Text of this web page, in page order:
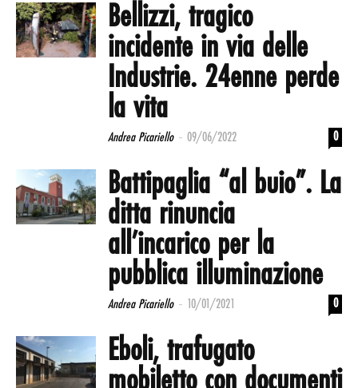
Bellizzi, tragico
incidente in via delle
Industrie. 24enne perde
la vita
Andrea Picariello - 09/06/2022 0
Battipaglia “al buio”. La
ditta rinuncia
all’incarico per la
pubblica illuminazione
Andrea Picariello - 10/01/2021 0
Eboli, trafugato